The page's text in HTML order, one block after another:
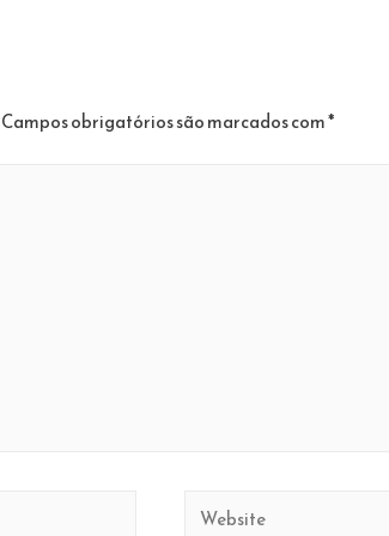
Campos obrigatórios são marcados com*
Website